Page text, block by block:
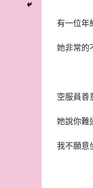
有一位年
她非常的
空服員善
她說你難
我不願意